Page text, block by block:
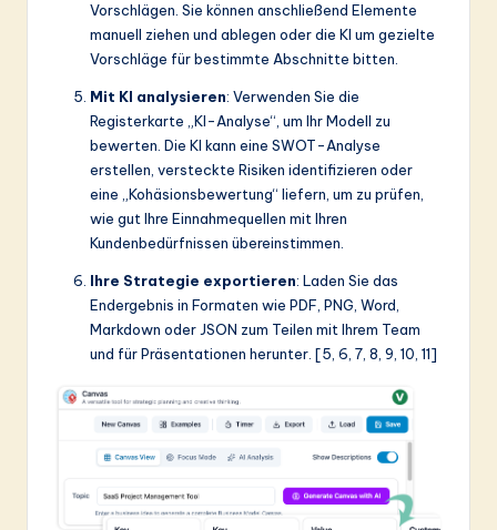
Vorschlägen. Sie können anschließend Elemente
manuell ziehen und ablegen oder die KI um gezielte
Vorschläge für bestimmte Abschnitte bitten.
Mit KI analysieren: Verwenden Sie die
Registerkarte „KI-Analyse“, um Ihr Modell zu
bewerten. Die KI kann eine SWOT-Analyse
erstellen, versteckte Risiken identifizieren oder
eine „Kohäsionsbewertung“ liefern, um zu prüfen,
wie gut Ihre Einnahmequellen mit Ihren
Kundenbedürfnissen übereinstimmen.
Ihre Strategie exportieren: Laden Sie das
Endergebnis in Formaten wie PDF, PNG, Word,
Markdown oder JSON zum Teilen mit Ihrem Team
und für Präsentationen herunter. [5, 6, 7, 8, 9, 10, 11]